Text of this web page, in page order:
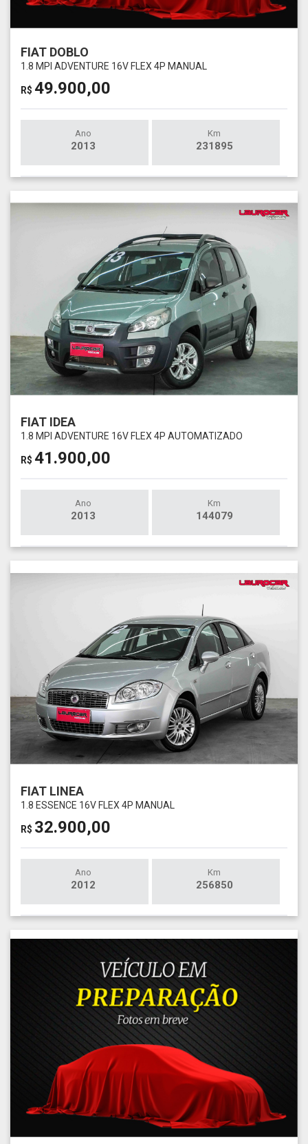
FIAT DOBLO
1.8 MPI ADVENTURE 16V FLEX 4P MANUAL
R$ 49.900,00
Ano
2013
Km
231895
FIAT IDEA
1.8 MPI ADVENTURE 16V FLEX 4P AUTOMATIZADO
R$ 41.900,00
Ano
2013
Km
144079
FIAT LINEA
1.8 ESSENCE 16V FLEX 4P MANUAL
R$ 32.900,00
Ano
2012
Km
256850